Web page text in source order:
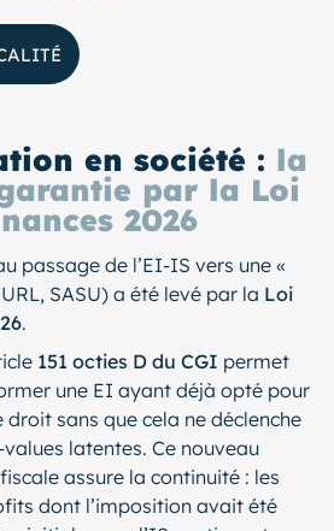
en société : la
par la Loi
2026
passage de l’EI-IS vers une «
SASU) a été levé par la Loi
.
151 octies D du CGI permet
une EI ayant déjà opté pour
droit sans que cela ne déclenche
latentes. Ce nouveau
assure la continuité : les
dont l’imposition avait été